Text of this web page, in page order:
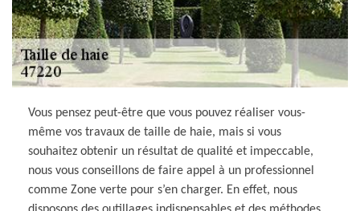
Vous pensez peut-être que vous pouvez réaliser vous-
même vos travaux de taille de haie, mais si vous
souhaitez obtenir un résultat de qualité et impeccable,
nous vous conseillons de faire appel à un professionnel
comme Zone verte pour s’en charger. En effet, nous